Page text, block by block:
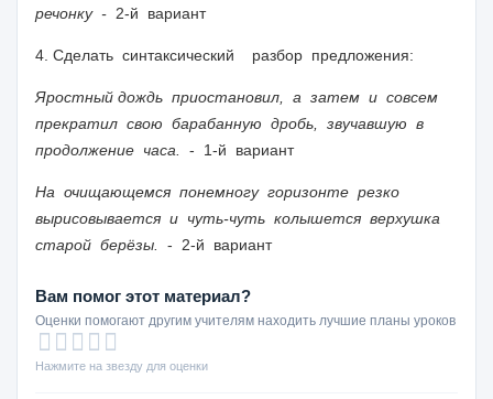
речонку - 2-й вариант
4. Сделать синтаксический разбор предложения:
Яростный дождь приостановил, а затем и совсем
прекратил свою барабанную дробь, звучавшую в
продолжение часа.
- 1-й вариант
На очищающемся понемногу горизонте резко
вырисовывается и чуть-чуть колышется верхушка
старой берёзы.
- 2-й вариант
Вам помог этот материал?
Оценки помогают другим учителям находить лучшие планы уроков
Нажмите на звезду для оценки